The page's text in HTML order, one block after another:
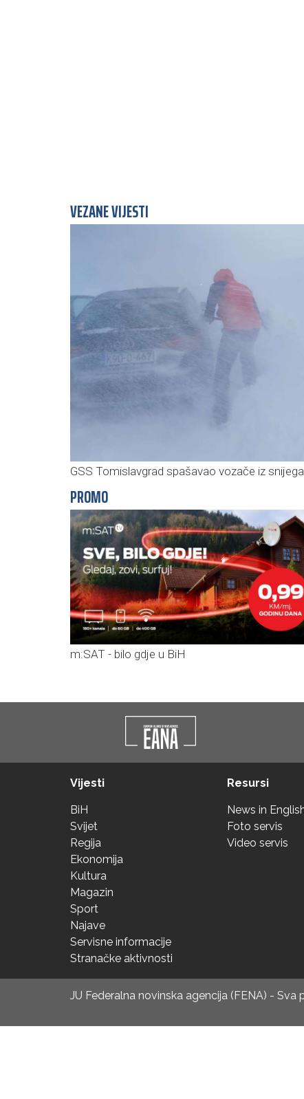
VEZANE VIJESTI
GSS Tomislavgrad spašavao vozače iz snijega
PROMO
m:SAT - bilo gdje u BiH
Vijesti
BiH
Svijet
Regija
Ekonomija
Kultura
Magazin
Sport
Najave
Servisne informacije
Stranačke aktivnosti
Resursi
News in
Foto servis
Video servis
JU Federalna novinska agencija (FENA) - Sva